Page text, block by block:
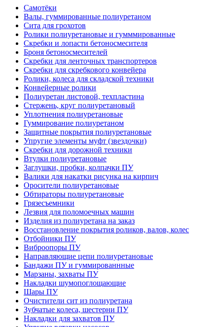
Самотёки
Валы, гуммированные полиуретаном
Сита для грохотов
Ролики полиуретановые и гумммированные
Скребки и лопасти бетоносмесителя
Броня бетоносмесителей
Скребки для ленточных транспортеров
Скребки для скребкового конвейера
Ролики, колеса для складской техники
Конвейерные ролики
Полиуретан листовой, техпластина
Стержень, круг полиуретановый
Уплотнения полиуретановые
Гуммирование полиуретаном
Защитные покрытия полиуретановые
Упругие элементы муфт (звездочки)
Скребки для дорожной техники
Втулки полиуретановые
Заглушки, пробки, колпачки ПУ
Валики для накатки рисунка на кирпич
Оросители полиуретановые
Обтираторы полиуретановые
Грязесъемники
Лезвия для поломоечных машин
Изделия из полиуретана на заказ
Восстановление покрытия роликов, валов, колес
Отбойники ПУ
Виброопоры ПУ
Направляющие цепи полиуретановые
Бандажи ПУ и гуммированнные
Марзаны, захваты ПУ
Накладки шумопоглощающие
Шары ПУ
Очистители сит из полиуретана
Зубчатые колеса, шестерни ПУ
Накладки для захватов ПУ